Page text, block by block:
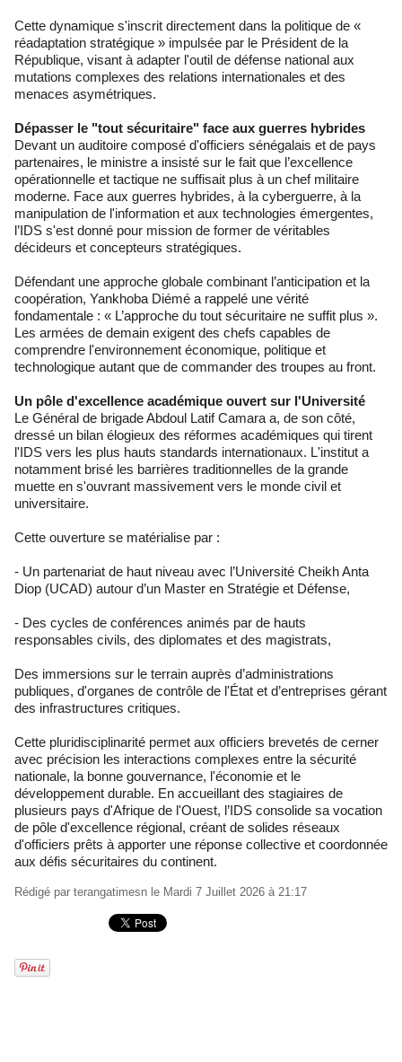
Cette dynamique s'inscrit directement dans la politique de «
réadaptation stratégique » impulsée par le Président de la
République, visant à adapter l'outil de défense national aux
mutations complexes des relations internationales et des
menaces asymétriques.
Dépasser le "tout sécuritaire" face aux guerres hybrides
Devant un auditoire composé d'officiers sénégalais et de pays
partenaires, le ministre a insisté sur le fait que l’excellence
opérationnelle et tactique ne suffisait plus à un chef militaire
moderne. Face aux guerres hybrides, à la cyberguerre, à la
manipulation de l'information et aux technologies émergentes,
l’IDS s'est donné pour mission de former de véritables
décideurs et concepteurs stratégiques.
Défendant une approche globale combinant l’anticipation et la
coopération, Yankhoba Diémé a rappelé une vérité
fondamentale : « L’approche du tout sécuritaire ne suffit plus ».
Les armées de demain exigent des chefs capables de
comprendre l'environnement économique, politique et
technologique autant que de commander des troupes au front.
Un pôle d'excellence académique ouvert sur l'Université
Le Général de brigade Abdoul Latif Camara a, de son côté,
dressé un bilan élogieux des réformes académiques qui tirent
l'IDS vers les plus hauts standards internationaux. L'institut a
notamment brisé les barrières traditionnelles de la grande
muette en s'ouvrant massivement vers le monde civil et
universitaire.
Cette ouverture se matérialise par :
- Un partenariat de haut niveau avec l’Université Cheikh Anta
Diop (UCAD) autour d’un Master en Stratégie et Défense,
- Des cycles de conférences animés par de hauts
responsables civils, des diplomates et des magistrats,
Des immersions sur le terrain auprès d’administrations
publiques, d'organes de contrôle de l'État et d’entreprises gérant
des infrastructures critiques.
Cette pluridisciplinarité permet aux officiers brevetés de cerner
avec précision les interactions complexes entre la sécurité
nationale, la bonne gouvernance, l'économie et le
développement durable. En accueillant des stagiaires de
plusieurs pays d'Afrique de l'Ouest, l’IDS consolide sa vocation
de pôle d'excellence régional, créant de solides réseaux
d'officiers prêts à apporter une réponse collective et coordonnée
aux défis sécuritaires du continent.
Rédigé par terangatimesn le Mardi 7 Juillet 2026 à 21:17